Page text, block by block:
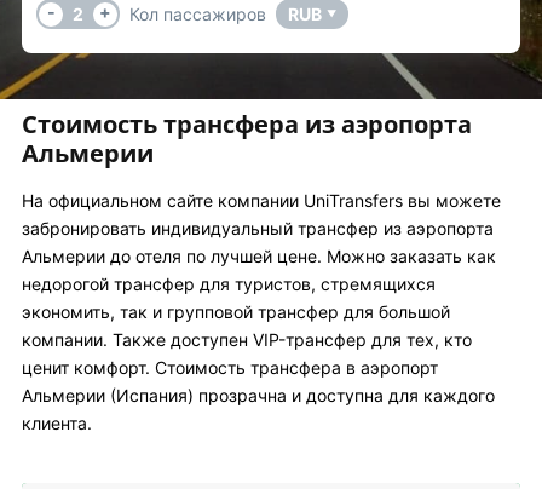
-
2 + Кол пассажиров RUB ▼
Стоимость трансфера из аэропорта
Альмерии
На официальном сайте компании UniTransfers вы можете
забронировать индивидуальный трансфер из аэропорта
Альмерии до отеля по лучшей цене. Можно заказать как
недорогой трансфер для туристов, стремящихся
экономить, так и групповой трансфер для большой
компании. Также доступен VIP-трансфер для тех, кто
ценит комфорт. Стоимость трансфера в аэропорт
Альмерии (Испания) прозрачна и доступна для каждого
клиента.